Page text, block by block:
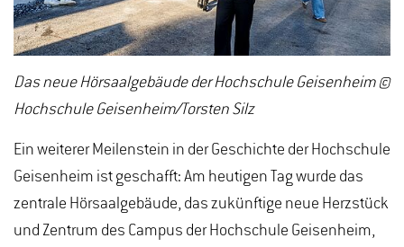
Das neue Hörsaalgebäude der Hochschule Geisenheim ©
Hochschule Geisenheim/Torsten Silz
Ein weiterer Meilenstein in der Geschichte der Hochschule
Geisenheim ist geschafft: Am heutigen Tag wurde das
zentrale Hörsaalgebäude, das zukünftige neue Herzstück
und Zentrum des Campus der Hochschule Geisenheim,